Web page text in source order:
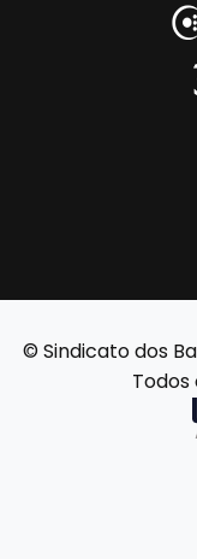
© Sindicato dos
Todos